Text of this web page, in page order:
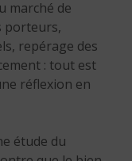
marché de
porteurs,
repérage des
: tout est
réflexion en
étude du